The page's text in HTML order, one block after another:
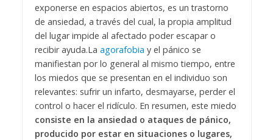
exponerse en espacios abiertos, es un trastorno
de ansiedad, a través del cual, la propia amplitud
del lugar impide al afectado poder escapar o
recibir ayuda.La agorafobia y el pánico se
manifiestan por lo general al mismo tiempo, entre
los miedos que se presentan en el individuo son
relevantes: sufrir un infarto, desmayarse, perder el
control o hacer el ridículo. En resumen, este miedo
consiste en la ansiedad o ataques de pánico,
producido por estar en situaciones o lugares,